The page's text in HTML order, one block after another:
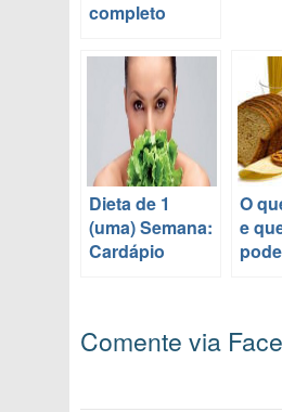
completo
Dieta de 1
(uma) Semana:
Cardápio
O
e
Comente via